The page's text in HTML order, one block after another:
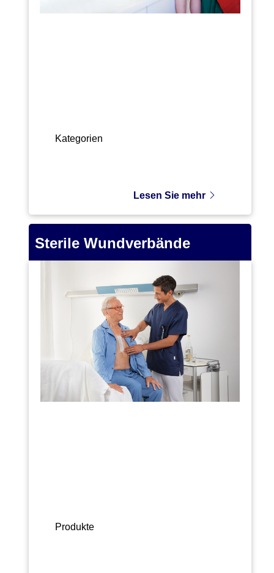
Kategorien
Lesen Sie mehr
Sterile Wundverbände
Produkte